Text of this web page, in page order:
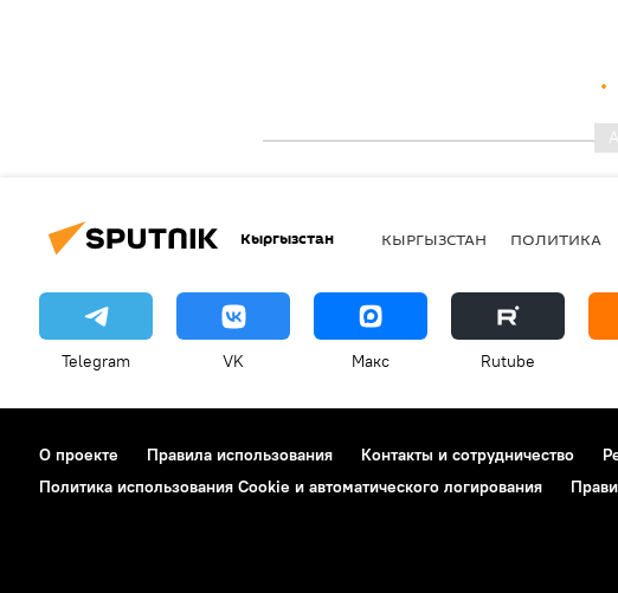
Кыргызстан КЫРГЫЗСТАН ПОЛИТИКА
Telegram VK Макс Rutube
О проекте Правила использования Контакты и сотрудничество
Политика использования Cookie и автоматического логирования